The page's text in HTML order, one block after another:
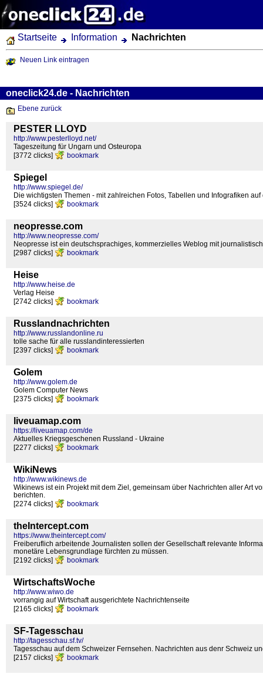
Startseite Information Nachrichten
Neuen Link eintragen
oneclick24.de - Nachrichten
Ebene zurück
PESTER LLOYD
http://www.pesterlloyd.net/
Tageszeitung für Ungarn und Osteuropa
[3772 clicks]
bookmark
Spiegel
http://www.spiegel.de/
Die wichtigsten Themen - mit zahlreichen Fotos, Tabellen und Infografiken
[3524 clicks]
bookmark
neopresse.com
http://www.neopresse.com/
Neopresse ist ein deutschsprachiges, kommerzielles Weblog mit
[2987 clicks]
bookmark
Heise
http://www.heise.de
Verlag Heise
[2742 clicks]
bookmark
Russlandnachrichten
http://www.russlandonline.ru
tolle sache für alle russlandinteressierten
[2397 clicks]
bookmark
Golem
http://www.golem.de
Golem Computer News
[2375 clicks]
bookmark
liveuamap.com
https://liveuamap.com/de
Aktuelles Kriegsgeschenen Russland - Ukraine
[2277 clicks]
bookmark
WikiNews
http://www.wikinews.de
Wikinews ist ein Projekt mit dem Ziel, gemeinsam über Nachrichten aller Art
berichten.
[2274 clicks]
bookmark
theIntercept.com
https://www.theintercept.com/
Freiberuflich arbeitende Journalisten sollen der Gesellschaft relevante
monetäre Lebensgrundlage fürchten zu müssen.
[2192 clicks]
bookmark
WirtschaftsWoche
http://www.wiwo.de
vorrangig auf Wirtschaft ausgerichtete Nachrichtenseite
[2165 clicks]
bookmark
SF-Tagesschau
http://tagesschau.sf.tv/
Tagesschau auf dem Schweizer Fernsehen. Nachrichten aus denr Schweiz
[2157 clicks]
bookmark